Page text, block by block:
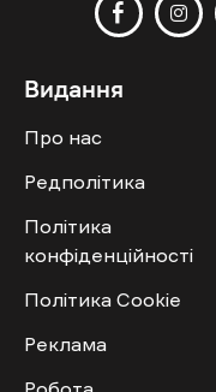
Видання
Про нас
Редполітика
Політика
конфіденційності
Політика Cookie
Реклама
Робота